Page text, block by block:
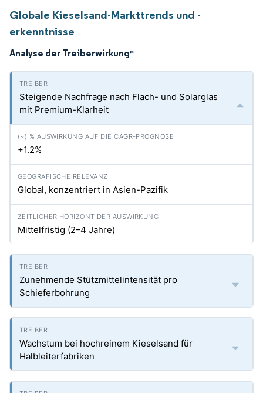
Globale Kieselsand-Markttrends und -
erkenntnisse
Analyse der Treiberwirkung*
Steigende Nachfrage nach Flach- und Solarglas
mit Premium-Klarheit
+1.2%
Global, konzentriert in Asien-Pazifik
Mittelfristig (2–4 Jahre)
Zunehmende Stützmittelintensität pro
Schieferbohrung
Wachstum bei hochreinem Kieselsand für
Halbleiterfabriken